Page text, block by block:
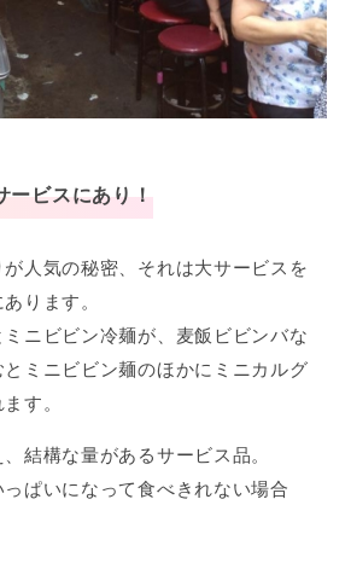
ービスにあり！
人気の秘密、それは大サービスを
ります。
ニビビン冷麺が、麦飯ビビンバな
ミニビビン麺のほかにミニカルグ
す。
結構な量があるサービス品。
ぱいになって食べきれない場合